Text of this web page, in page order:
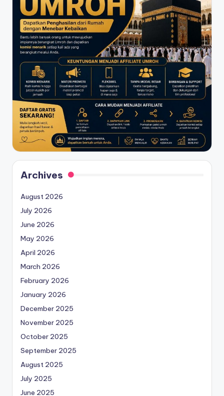
Archives
August 2026
July 2026
June 2026
May 2026
April 2026
March 2026
February 2026
January 2026
December 2025
November 2025
October 2025
September 2025
August 2025
July 2025
June 2025